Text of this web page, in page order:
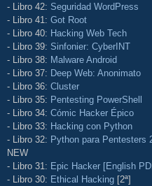
- Libro 42: Seguridad WordPress
- Libro 41: Got Root
- Libro 40: Hacking Web Tech
- Libro 39: Sinfonier: CyberINT
- Libro 38: Malware Android
- Libro 37: Deep Web: Anonimato
- Libro 36: Cluster
- Libro 35: Pentesting PowerShell
- Libro 34: Cómic Hacker Épico
- Libro 33: Hacking con Python
- Libro 32: Python para Pentesters
NEW
- Libro 31: Epic Hacker [English
- Libro 30: Ethical Hacking [2ª]